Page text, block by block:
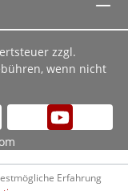
zzgl.
wenn nicht
Erfahrung